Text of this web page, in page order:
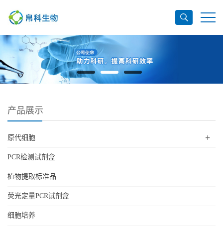
产品展示
原代细胞 +
PCR检测试剂盒
植物提取标准品
荧光定量PCR试剂盒
细胞培养